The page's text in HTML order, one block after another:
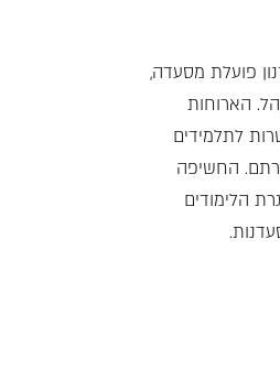
פועלת מסעדה,
הארוחות
לתלמידים
החשיפה
הלימודים